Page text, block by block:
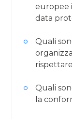
europee
data
Quali
Quali
la